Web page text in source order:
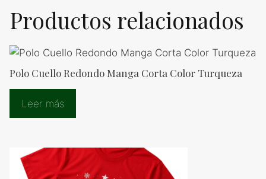
Productos relacionados
Polo Cuello Redondo Manga Corta Color Turqueza
Leer más